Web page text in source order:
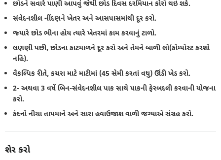
છોડને સવારે પાણી આપવું જેથી છોડ દિવસ દરમિયાન કોરો થઇ શકે.
સંવેદનશીલ નીંદણને ખેતર અને આસપાસમાંથી દૂર કરો.
જ્યારે છોડ ભીના હોય ત્યારે ખેતરમાં કામ કરવાનું ટાળો.
લણણી પછી, છોડના કાટમાળને દૂર કરો અને તેમને બાળી લો(કોમ્પોસ્ટ કરશો
નહિ).
વૈકલ્પિક રીતે, કચરા માટે માટીમાં (45 સેમી કરતાં વધુ) ઊંડી ખેડ કરો.
2- અથવા 3 વર્ષે બિન-સંવેદનશીલ પાક સાથે પાકની ફેરબદલી કરવાની યોજના
કરો.
કંદનો નીચા તાપમાને અને સારા હવાઉજાશ વાળી જગ્યાએ સંગ્રહ કરો.
શેર કરો